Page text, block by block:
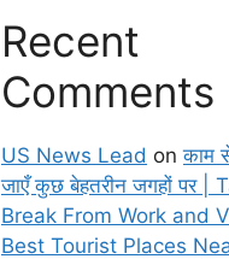
Recent
Comments
US News Lead onकाम
जाएँ कुछ बेहतरीन जगहों पर |
Break From Work and
Best Tourist Places